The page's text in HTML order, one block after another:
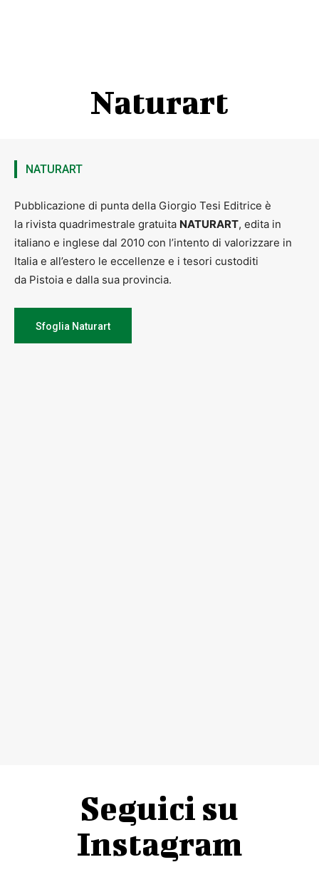
Naturart
NATURART
Pubblicazione di punta della Giorgio Tesi Editrice è
la rivista quadrimestrale gratuita NATURART, edita in
italiano e inglese dal 2010 con l’intento di valorizzare in
Italia e all’estero le eccellenze e i tesori custoditi
da Pistoia e dalla sua provincia.
Sfoglia Naturart
Seguici su
Instagram